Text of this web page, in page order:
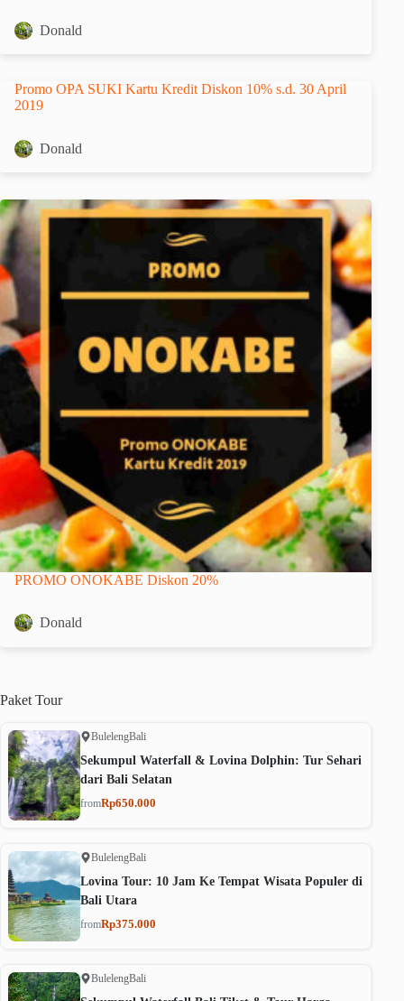
Donald
Promo OPA SUKI Kartu Kredit Diskon 10% s.d. 30 April
2019
Donald
PROMO ONOKABE Diskon 20%
Donald
Paket Tour
BulelengBali
Sekumpul Waterfall & Lovina Dolphin: Tur Sehari
dari Bali Selatan
fromRp650.000
BulelengBali
Lovina Tour: 10 Jam Ke Tempat Wisata Populer di
Bali Utara
fromRp375.000
BulelengBali